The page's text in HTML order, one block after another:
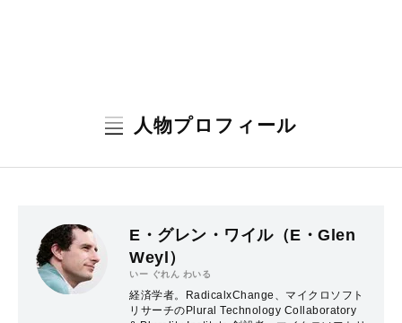
人物プロフィール
E・グレン・ワイル（E・Glen
Weyl）
いー ぐれん わいる
経済学者。RadicalxChange、マイクロソフト
リサーチのPlural Technology Collaboratory